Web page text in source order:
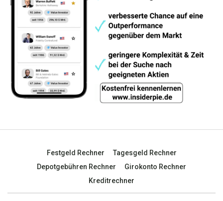
Festgeld Rechner
Tagesgeld Rechner
Depotgebühren Rechner
Girokonto Rechner
Kreditrechner